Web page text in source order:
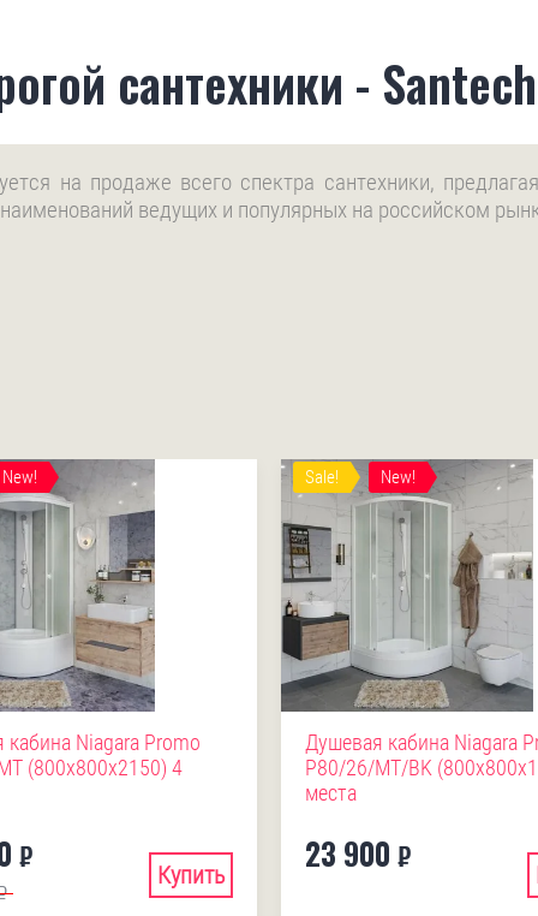
сантехники -
на продаже всего спектра сантехники,
ведущих и популярных на российском
New!
Niagara Promo
(800х800х2150) 4
₽
Купить
Sale! New!
Душевая кабина Niagara
P80/26/MT/BK
места
23 900 ₽